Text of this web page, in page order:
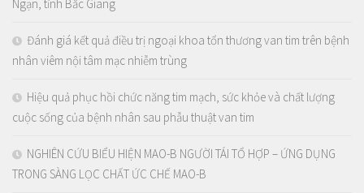
Ngạn, tỉnh Bắc Giang
Đánh giá kết quả điều trị ngoại khoa tổn thương van tim trên bệnh
nhân viêm nội tâm mạc nhiễm trùng
Hiệu quả phục hồi chức năng tim mạch, sức khỏe và chất lượng
cuộc sống của bệnh nhân sau phẫu thuật van tim
NGHIÊN CỨU BIỂU HIỆN MAO-B NGƯỜI TÁI TỔ HỢP – ỨNG DỤNG
TRONG SÀNG LỌC CHẤT ỨC CHẾ MAO-B